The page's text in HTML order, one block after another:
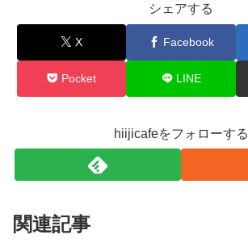
シェアする
X Facebook
Pocket LINE
hiijicafeをフォローする
関連記事